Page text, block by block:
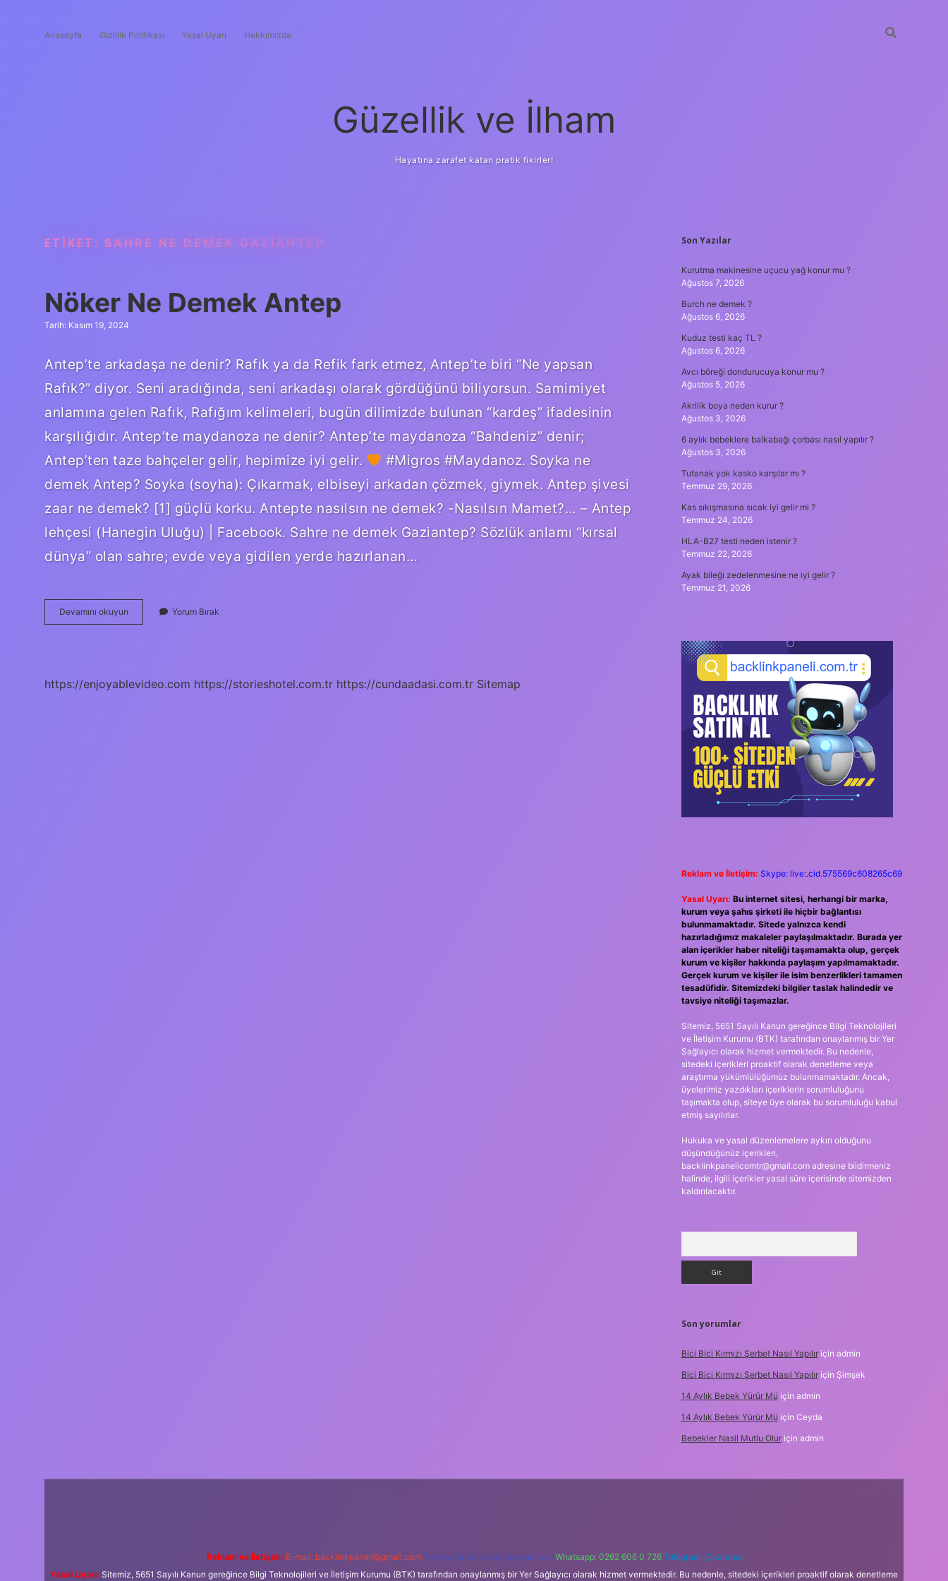
Anasayfa Gizlilik Politikası Yasal Uyarı Hakkımızda
Güzellik ve İlham
Hayatına zarafet katan pratik fikirler!
ETIKET: SAHRE NE DEMEK GAZIANTEP
Nöker Ne Demek Antep
Tarih: Kasım 19, 2024
Antep’te arkadaşa ne denir? Rafık ya da Refik fark etmez, Antep’te biri “Ne yapsan
Rafık?” diyor. Seni aradığında, seni arkadaşı olarak gördüğünü biliyorsun. Samimiyet
anlamına gelen Rafık, Rafığım kelimeleri, bugün dilimizde bulunan “kardeş” ifadesinin
karşılığıdır. Antep’te maydanoza ne denir? Antep’te maydanoza “Bahdeniz” denir;
Antep’ten taze bahçeler gelir, hepimize iyi gelir.
#Migros #Maydanoz. Soyka ne
demek Antep? Soyka (soyha): Çıkarmak, elbiseyi arkadan çözmek, giymek. Antep şivesi
zaar ne demek? [1] güçlü korku. Antepte nasılsın ne demek? -Nasılsın Mamet?… – Antep
lehçesi (Hanegin Uluğu) | Facebook. Sahre ne demek Gaziantep? Sözlük anlamı “kırsal
dünya” olan sahre; evde veya gidilen yerde hazırlanan…
Devamını okuyun
Ne
Yorum Bırak
https://enjoyablevideo.com https://storieshotel.com.tr https://cundaadasi.com.tr Sitemap
SIDEBAR
Son Yazılar
Kurutma makinesine uçucu yağ konur mu ?
Ağustos 7, 2026
Burch ne demek ?
Ağustos 6, 2026
Kuduz testi kaç TL ?
Ağustos 6, 2026
Avcı böreği dondurucuya konur mu ?
Ağustos 5, 2026
Akrilik boya neden kurur ?
Ağustos 3, 2026
6 aylık bebeklere balkabağı çorbası nasıl yapılır ?
Ağustos 3, 2026
Tutanak yok kasko karşılar mı ?
Temmuz 29, 2026
Kas sıkışmasına sıcak iyi gelir mi ?
Temmuz 24, 2026
HLA-B27 testi neden istenir ?
Temmuz 22, 2026
Ayak bileği zedelenmesine ne iyi gelir ?
Temmuz 21, 2026
Reklam ve İletişim: Skype: live:.cid.575569c608265c69
Yasal Uyarı: Bu internet sitesi, herhangi bir marka,
kurum veya şahıs şirketi ile hiçbir bağlantısı
bulunmamaktadır. Sitede yalnızca kendi
hazırladığımız makaleler paylaşılmaktadır. Burada yer
alan içerikler haber niteliği taşımamakta olup, gerçek
kurum ve kişiler hakkında paylaşım yapılmamaktadır.
Gerçek kurum ve kişiler ile isim benzerlikleri tamamen
tesadüfidir. Sitemizdeki bilgiler taslak halindedir ve
tavsiye niteliği taşımazlar.
Sitemiz, 5651 Sayılı Kanun gereğince Bilgi Teknolojileri
ve İletişim Kurumu (BTK) tarafından onaylanmış bir Yer
Sağlayıcı olarak hizmet vermektedir. Bu nedenle,
sitedeki içerikleri proaktif olarak denetleme veya
araştırma yükümlülüğümüz bulunmamaktadır. Ancak,
üyelerimiz yazdıkları içeriklerin sorumluluğunu
taşımakta olup, siteye üye olarak bu sorumluluğu kabul
etmiş sayılırlar.
Hukuka ve yasal düzenlemelere aykırı olduğunu
düşündüğünüz içerikleri,
backlinkpanelicomtr@gmail.comadresine bildirmeniz
halinde, ilgili içerikler yasal süre içerisinde sitemizden
kaldırılacaktır.
Son yorumlar
Bici Bici Kırmızı Şerbet Nasıl Yapılıriçin admin
Bici Bici Kırmızı Şerbet Nasıl Yapılıriçin Şimşek
14 Aylık Bebek Yürür Mü için admin
14 Aylık Bebek Yürür Mü için Ceyda
Bebekler Nasil Mutlu Oluriçin admin
Reklam ve İletişim: E-mail: backlinkpaneli@gmail.com Teams: forumhizmeti@gmail.com Whatsapp: 0262 606 0 726 Telegram: @karabul
Yasal Uyarı: Sitemiz, 5651 Sayılı Kanun gereğince Bilgi Teknolojileri ve İletişim Kurumu (BTK) tarafından onaylanmış bir Yer Sağlayıcı olarak hizmet vermektedir. Bu nedenle, sitedeki içerikleri proaktif olarak denetleme